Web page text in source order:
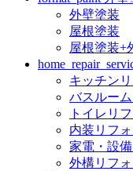
外壁塗装
屋根塗装
屋根塗装+
キッチン
バスルー
トイレリ
内装リフ
家電・設
外構リフ